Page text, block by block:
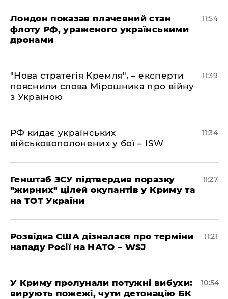
Лондон показав плачевний стан
флоту РФ, ураженого українськими
дронами
11:54
"Нова стратегія Кремля", – експерти
пояснили слова Мірошника про війну
з Україною
11:39
РФ кидає українських
військовополонених у бої – ISW
11:34
Генштаб ЗСУ підтвердив поразку
"жирних" цілей окупантів у Криму та
на ТОТ України
11:27
Розвідка США дізналася про терміни
нападу Росії на НАТО – WSJ
11:21
У Криму пролунали потужні вибухи:
вирують пожежі, чути детонацію БК
10:54